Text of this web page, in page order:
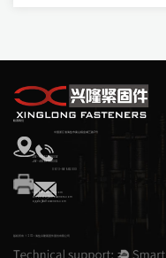
联系我们
中国浙江省海盐市秦山镇金城三路3号
+86-18857388306
+86-18857388302
0573-86582333
hyxl@xlfasteners.com
amanda@xlfasteners.com
apple@xlfasteners.com
版权所有 © 2021 海盐兴隆紧固件股份有限公司